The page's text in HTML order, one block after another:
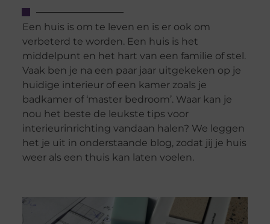
Een huis is om te leven en is er ook om
verbeterd te worden. Een huis is het
middelpunt en het hart van een familie of stel.
Vaak ben je na een paar jaar uitgekeken op je
huidige interieur of een kamer zoals je
badkamer of ‘master bedroom’. Waar kan je
nou het beste de leukste tips voor
interieurinrichting vandaan halen? We leggen
het je uit in onderstaande blog, zodat jij je huis
weer als een thuis kan laten voelen.